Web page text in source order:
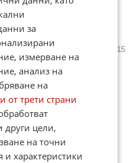
години си отиде
на
Югославия
47 915
за
измерване на
анализ на
на
от трети страни
други цели,
на точни
и характеристики